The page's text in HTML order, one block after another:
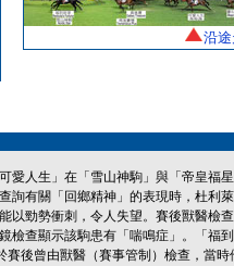
沿
愛人生」在「雪山神駒」與「帝皇福
詢有關「回鄉精神」的表現時，杜利
勁勢衝刺，令人失望。賽後獸醫檢查
檢查顯示該駒患有「喘鳴症」。「福
後曾由獸醫（賽事管制）檢查，當時